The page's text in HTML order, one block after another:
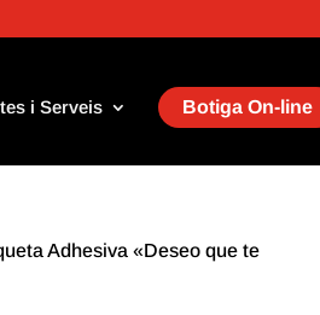
i Serveis Botiga On-line
Adhesiva «Deseo que te